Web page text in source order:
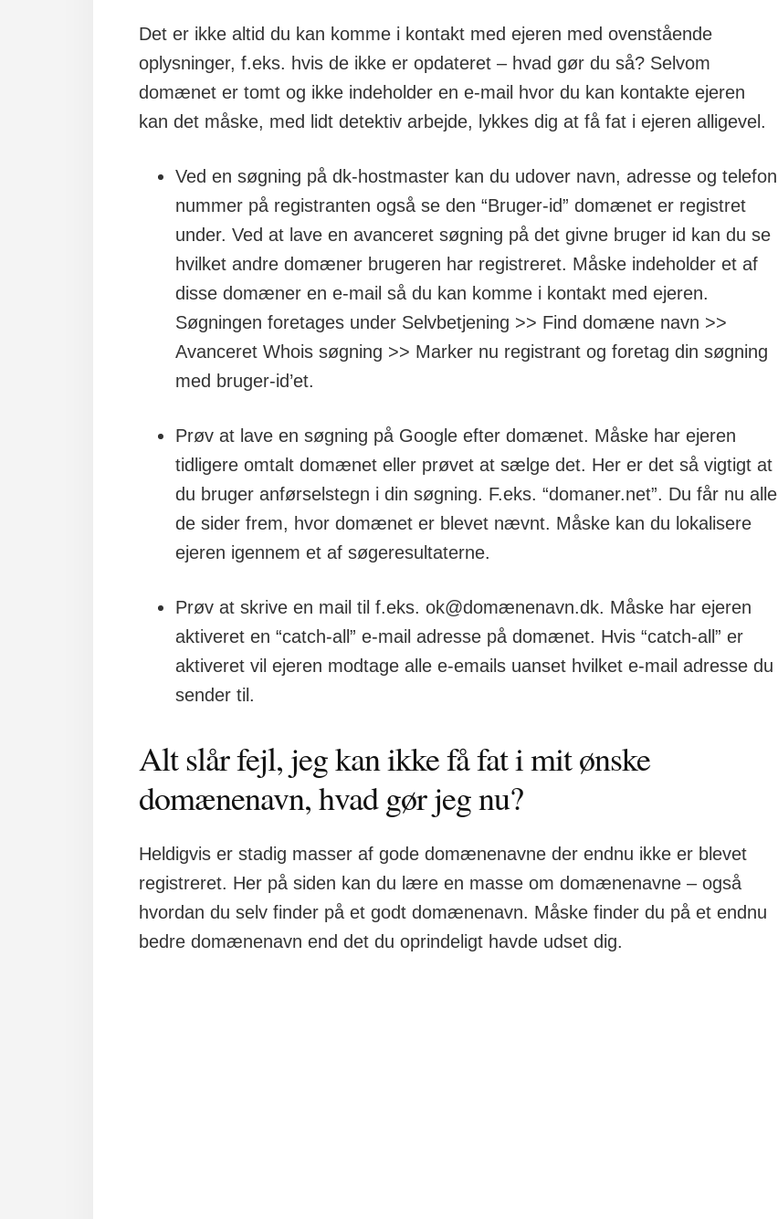
Det er ikke altid du kan komme i kontakt med ejeren med ovenstående
oplysninger, f.eks. hvis de ikke er opdateret – hvad gør du så? Selvom
domænet er tomt og ikke indeholder en e-mail hvor du kan kontakte ejeren
kan det måske, med lidt detektiv arbejde, lykkes dig at få fat i ejeren alligevel.
Ved en søgning på dk-hostmaster kan du udover navn, adresse og telefon
nummer på registranten også se den “Bruger-id” domænet er registret
under. Ved at lave en avanceret søgning på det givne bruger id kan du se
hvilket andre domæner brugeren har registreret. Måske indeholder et af
disse domæner en e-mail så du kan komme i kontakt med ejeren.
Søgningen foretages under Selvbetjening >> Find domæne navn >>
Avanceret Whois søgning >> Marker nu registrant og foretag din søgning
med bruger-id’et.
Prøv at lave en søgning på Google efter domænet. Måske har ejeren
tidligere omtalt domænet eller prøvet at sælge det. Her er det så vigtigt at
du bruger anførselstegn i din søgning. F.eks. “domaner.net”. Du får nu alle
de sider frem, hvor domænet er blevet nævnt. Måske kan du lokalisere
ejeren igennem et af søgeresultaterne.
Prøv at skrive en mail til f.eks. ok@domænenavn.dk. Måske har ejeren
aktiveret en “catch-all” e-mail adresse på domænet. Hvis “catch-all” er
aktiveret vil ejeren modtage alle e-emails uanset hvilket e-mail adresse du
sender til.
Alt slår fejl, jeg kan ikke få fat i mit ønske
domænenavn, hvad gør jeg nu?
Heldigvis er stadig masser af gode domænenavne der endnu ikke er blevet
registreret. Her på siden kan du lære en masse om domænenavne – også
hvordan du selv finder på et godt domænenavn. Måske finder du på et endnu
bedre domænenavn end det du oprindeligt havde udset dig.